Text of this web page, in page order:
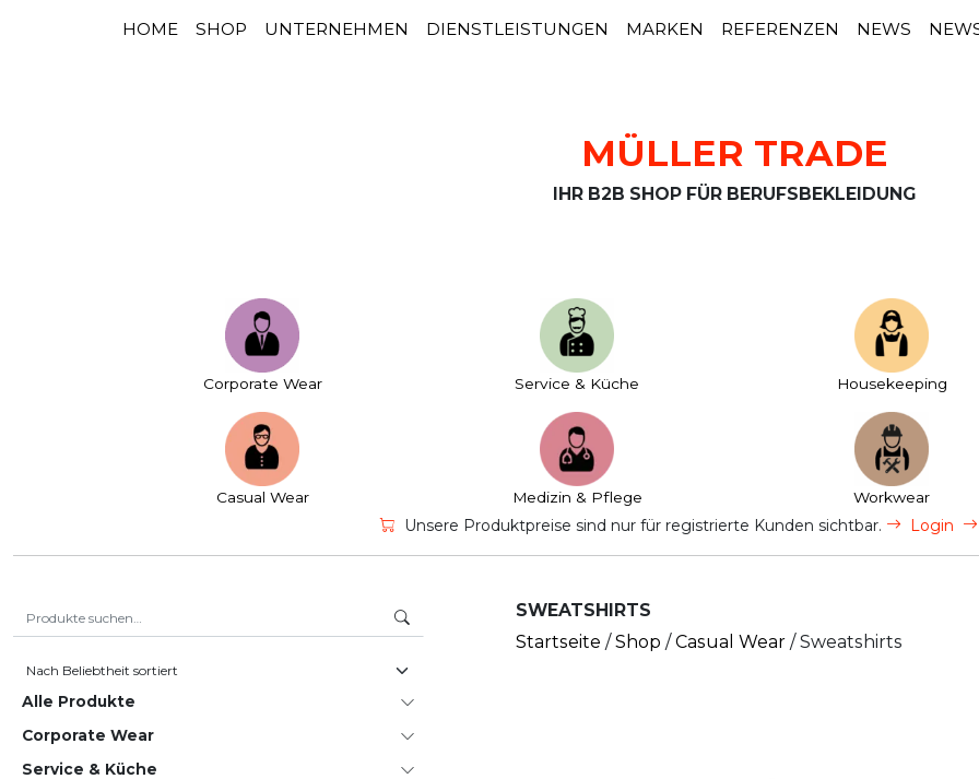
HAUPTNAVIGATION
HOME SHOP UNTERNEHMEN DIENSTLEISTUNGEN MARKEN REFERENZEN NEWS
MÜLLER TRADE
IHR B2B SHOP FÜR BERUFSBEKLEIDUNG
Corporate Wear Service & Küche House­keeping
Casual Wear Medizin & Pflege Workwear
Unsere Produktpreise sind nur für registrierte Kunden sichtbar. Login
Alle Produkte
Corporate Wear
Service & Küche
SWEATSHIRTS
Startseite /Shop /Casual Wear / Sweatshirts